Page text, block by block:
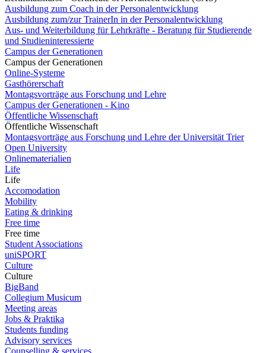
Ausbildung zum Coach in der Personalentwicklung
Ausbildung zum/zur TrainerIn in der Personalentwicklung
Aus- und Weiterbildung für Lehrkräfte - Beratung für Studierende
und Studieninteressierte
Campus der Generationen
Campus der Generationen
Online-Systeme
Gasthörerschaft
Montagsvorträge aus Forschung und Lehre
Campus der Generationen - Kino
Öffentliche Wissenschaft
Öffentliche Wissenschaft
Montagsvorträge aus Forschung und Lehre der Universität Trier
Open University
Onlinematerialien
Life
Life
Accomodation
Mobility
Eating & drinking
Free time
Free time
Student Associations
uniSPORT
Culture
Culture
BigBand
Collegium Musicum
Meeting areas
Jobs & Praktika
Students funding
Advisory services
Counselling & services